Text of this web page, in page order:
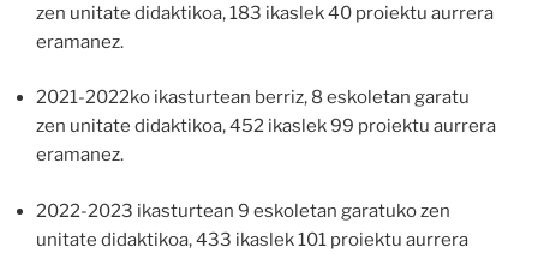
zen unitate didaktikoa, 183 ikaslek 40 proiektu aurrera
eramanez.
2021-2022ko ikasturtean berriz, 8 eskoletan garatu
zen unitate didaktikoa, 452 ikaslek 99 proiektu aurrera
eramanez.
2022-2023 ikasturtean 9 eskoletan garatuko zen
unitate didaktikoa, 433 ikaslek 101 proiektu aurrera